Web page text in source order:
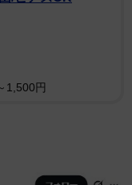
1,500円